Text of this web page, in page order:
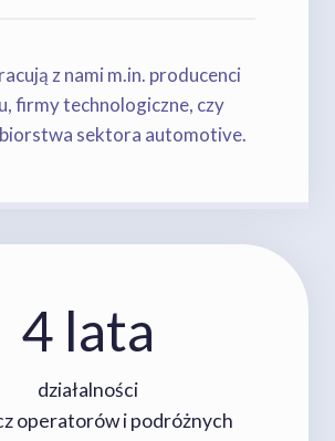
z nami m.in. producenci
firmy technologiczne, czy
sektora automotive.
4 lata
działalności
operatorów i podróżnych